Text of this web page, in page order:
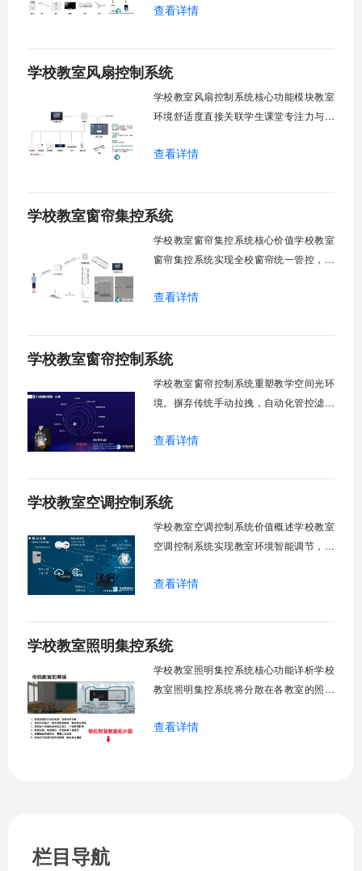
巡检盲区。保障教学环境温湿度适宜。数
块清单：远程集中控制。智能定时调度。
环境自适应调节。能耗监测统计。故障预
查看详情
学校教室风扇控制系统
学校教室风扇控制系统核心功能模块教室
环境舒适度直接关联学生课堂专注力与学
领域，打造教室风扇控制系统，实现温度
分组联动、安全防护六大模块一体化运
行，为学校提供精细化风扇管理方案。
查看详情
学校教室窗帘集控系统
学校教室窗帘集控系统核心价值学校教室
窗帘集控系统实现全校窗帘统一管控，提
能化改造后，一键完成全校窗帘开合，节
生视力健康，营造舒适教学环境。节能减
排效果显著，延长窗帘使用寿命，降低学
查看详情
学校教室窗帘控制系统
学校教室窗帘控制系统重塑教学空间光环
境。摒弃传统手动拉拽，自动化管控滤除
足，节能降耗。精准适配多媒体教学、考
能智慧校园生态升级。智能光感调节1. 动
态光照追踪实时捕捉室外照度参数。光照
查看详情
学校教室空调控制系统
学校教室空调控制系统价值概述学校教室
空调控制系统实现教室环境智能调节，提
管理全校空调设备，远程监控运行状态，
警。管理人员通过平台统一管控，减少人
工巡检工作量，延长设备使用寿命，节约
查看详情
学校教室照明集控系统
学校教室照明集控系统核心功能详析学校
教室照明集控系统将分散在各教室的照明
关、按需调光、定时策略、能耗监测、故
查看详情
栏目导航